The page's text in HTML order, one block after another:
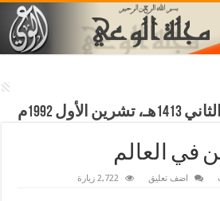
1992م
في العالم
اضف تعليق 2,722 زيارة